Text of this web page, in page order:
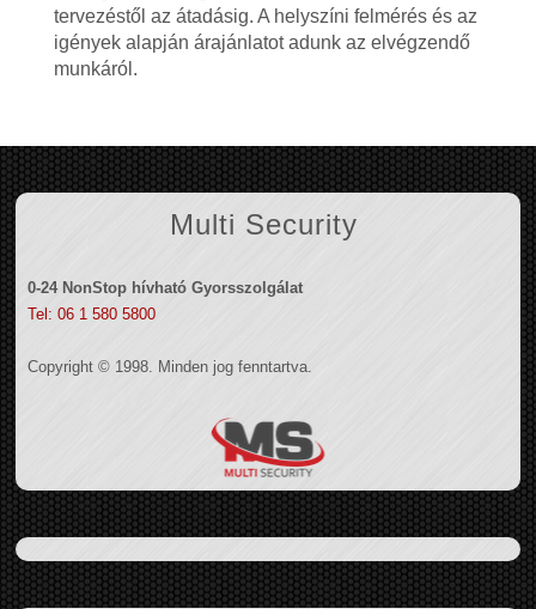
tervezéstől az átadásig. A helyszíni felmérés és az
igények alapján árajánlatot adunk az elvégzendő
munkáról.
Multi Security
0-24 NonStop hívható Gyorsszolgálat
Tel: 06 1 580 5800
Copyright © 1998. Minden jog fenntartva.